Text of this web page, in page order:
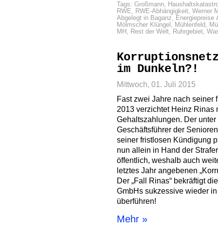
Tags: Großmann,
RWE, RWE-Abhängigkeit, Werner
Abgelegt in Baganz, Energiepreise
Mölmscher Klüngel , Mühlenfeld,
MH , Rest der Welt, Ruhrgebiet,
im Dunkeln?!
Mittwoch, 01. Juli 2015
Fast zwei Jahre nach seiner
2013 verzichtet Heinz Rinas
Gehaltszahlungen. Der
Geschäftsführer der
seiner fristlosen Kündigung
nun allein in Hand der
öffentlich, weshalb auch
letztes Jahr angebenen
Der „Fall Rinas“ bekräftigt
GmbHs sukzessive wieder
überführen!
Mehr »